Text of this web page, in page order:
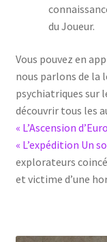
du Joueur.
Vous pouvez en
nous parlons de la
psychiatriques sur
découvrir tous les
« L’Ascension
« L’expédition Un
explorateurs
et victime d’une